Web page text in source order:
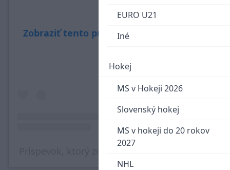
EURO U21
Iné
Hokej
MS v Hokeji 2026
Slovenský hokej
MS v hokeji do 20 rokov
2027
NHL
Zobraziť tento príspevok na Instagrame